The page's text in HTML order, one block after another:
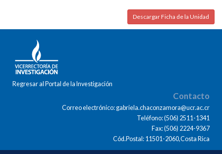
Descargar Ficha de la Unidad
Regresar al Portal de la Investigación
Contacto
Correo electrónico: gabriela.chaconzamora@ucr.ac.cr
Teléfono: (506) 2511-1341
Fax: (506) 2224-9367
Cód.Postal: 11501-2060,Costa Rica